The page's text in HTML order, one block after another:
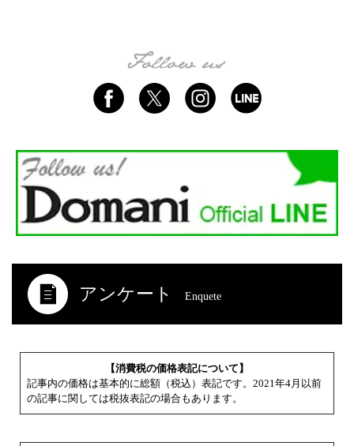
アンケート Enquete
【消費税の価格表記について】
記事内の価格は基本的に総額（税込）表記です。2021年4月以前
の記事に関しては税抜表記の場合もあります。